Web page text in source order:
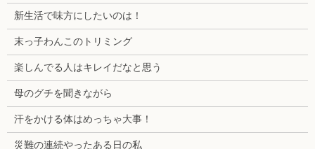
新生活で味方にしたいのは！
末っ子わんこのトリミング
楽しんでる人はキレイだなと思う
母のグチを聞きながら
汗をかける体はめっちゃ大事！
災難の連続やったある日の私